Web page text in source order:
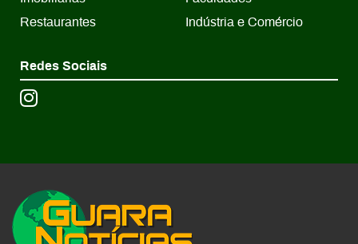
Restaurantes
Indústria e Comércio
Redes Sociais